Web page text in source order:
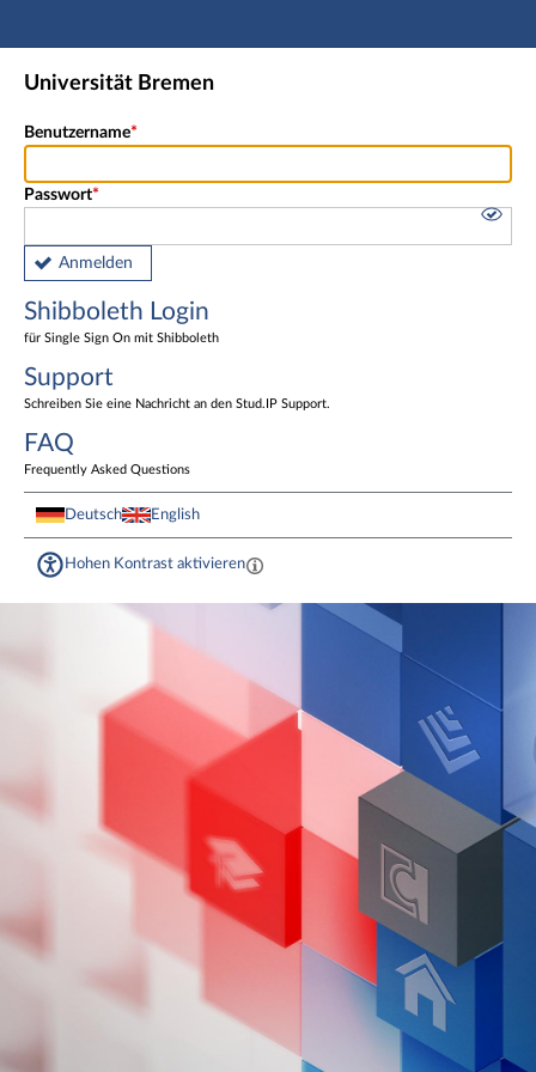
Hauptnavigation
Shibboleth Login
Universität Bremen
Benutzername
Passwort
Anmelden
Shibboleth Login
für Single Sign On mit Shibboleth
Support
Schreiben Sie eine Nachricht an den Stud.IP Support.
FAQ
Frequently Asked Questions
Deutsch English
Hohen Kontrast aktivieren